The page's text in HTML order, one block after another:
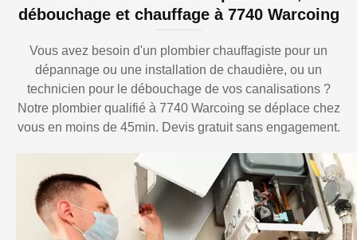
débouchage et chauffage à 7740 Warcoing
Vous avez besoin d'un plombier chauffagiste pour un
dépannage ou une installation de chaudière, ou un
technicien pour le débouchage de vos canalisations ?
Notre plombier qualifié à 7740 Warcoing se déplace chez
vous en moins de 45min. Devis gratuit sans engagement.